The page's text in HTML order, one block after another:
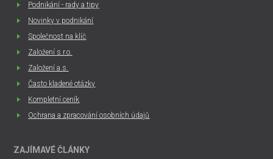
Podnikání - rady a tipy
Novinky v podnikání
Společnost na klíč
Založení s.r.o.
Založení a.s.
Často kladené otázky
Kompletní ceník
Ochrana a zpracování osobních údajů
ZAJÍMAVÉ ČLÁNKY